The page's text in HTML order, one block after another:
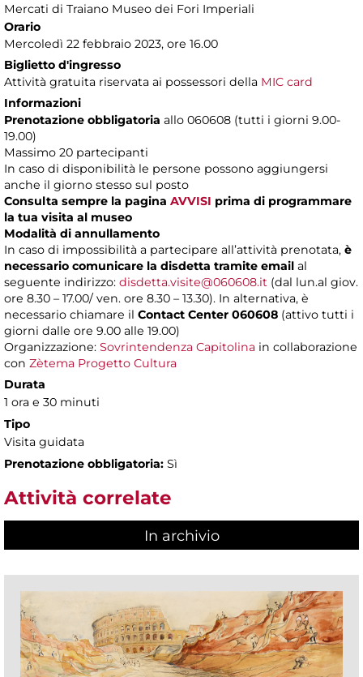
Mercati di Traiano Museo dei Fori Imperiali
Orario
Mercoledì 22 febbraio 2023, ore 16.00
Biglietto d'ingresso
Attività gratuita riservata ai possessori della MIC card
Informazioni
Prenotazione obbligatoria allo 060608 (tutti i giorni 9.00-
19.00)
Massimo 20 partecipanti
In caso di disponibilità le persone possono aggiungersi
anche il giorno stesso sul posto
Consulta sempre la pagina AVVISI prima di programmare
la tua visita al museo
Modalità di annullamento
In caso di impossibilità a partecipare all’attività prenotata, è
necessario comunicare la disdetta tramite email al
seguente indirizzo: disdetta.visite@060608.it (dal lun.al giov.
ore 8.30 – 17.00/ ven. ore 8.30 – 13.30). In alternativa, è
necessario chiamare il Contact Center 060608 (attivo tutti i
giorni dalle ore 9.00 alle 19.00)
Organizzazione: Sovrintendenza Capitolina in collaborazione
con Zètema Progetto Cultura
Durata
1 ora e 30 minuti
Tipo
Visita guidata
Prenotazione obbligatoria: Sì
Attività correlate
In archivio